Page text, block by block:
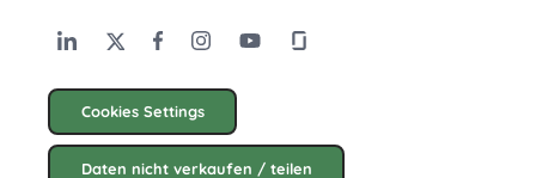
Cookies Settings
Daten nicht verkaufen / teilen